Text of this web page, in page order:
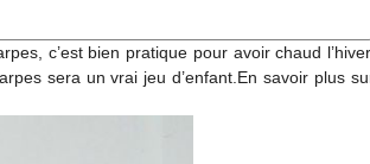
c’est bien pratique pour avoir chaud l’hiver.
sera un vrai jeu d’enfant.En savoir plus